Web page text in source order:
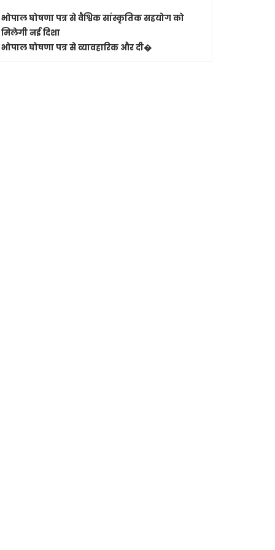
भोपाल घोषणा पत्र से वैश्विक सांस्कृतिक सहयोग को
मिलेगी नई दिशा
भोपाल घोषणा पत्र से व्यावहारिक और दी�